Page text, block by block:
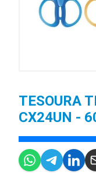
TESOURA
CX24UN -